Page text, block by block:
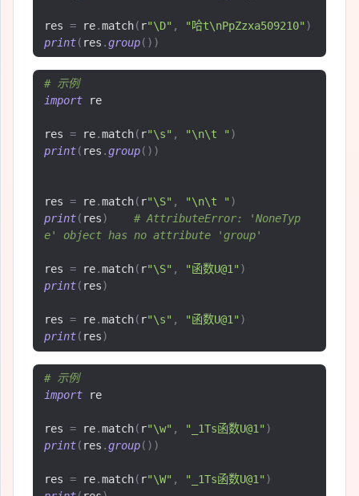
res = re.match( r"\D" , "哈t\nPpZzxa509210" )
print( res .group())
# 示例
import re
res = re.match( r"\s" , "\n\t " )
print( res .group())
res = re.match( r"\S" , "\n\t " )
print( res)
# AttributeError: 'NoneTyp
e' object has no attribute 'group'
res = re.match( r"\S" , "函数U@1" )
print( res)
res = re.match( r"\s" , "函数U@1" )
print( res)
# 示例
import re
res = re.match( r"\w" , "_1Ts函数U@1" )
print( res .group())
res = re.match( r"\W" , "_1Ts函数U@1" )